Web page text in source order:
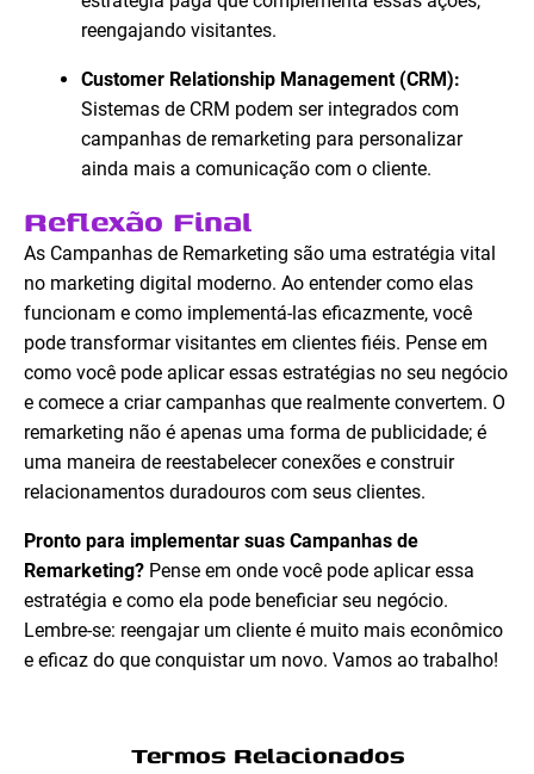
reengajando visitantes.
Customer Relationship Management (CRM):
Sistemas de CRM podem ser integrados com
campanhas de remarketing para personalizar
ainda mais a comunicação com o cliente.
Reflexão Final
As Campanhas de Remarketing são uma estratégia vital
no marketing digital moderno. Ao entender como elas
funcionam e como implementá-las eficazmente, você
pode transformar visitantes em clientes fiéis. Pense em
como você pode aplicar essas estratégias no seu negócio
e comece a criar campanhas que realmente convertem. O
remarketing não é apenas uma forma de publicidade; é
uma maneira de reestabelecer conexões e construir
relacionamentos duradouros com seus clientes.
Pronto para implementar suas Campanhas de
Remarketing? Pense em onde você pode aplicar essa
estratégia e como ela pode beneficiar seu negócio.
Lembre-se: reengajar um cliente é muito mais econômico
e eficaz do que conquistar um novo. Vamos ao trabalho!
Termos Relacionados